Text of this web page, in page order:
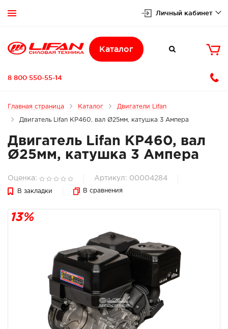
 Личный кабинет
Каталог  
8 800 550-55-14
Главная страница Каталог Двигатели Lifan
Двигатель Lifan KP460, вал Ø25мм, катушка 3 Ампера
Двигатель Lifan KP460, вал
Ø25мм, катушка 3 Ампера
Оценка: Артикул: 00004284
В закладки В сравнения
13%